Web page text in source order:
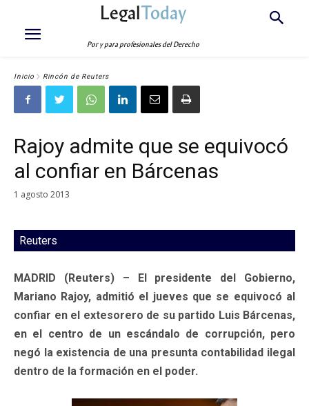
LegalToday
Por y para profesionales del Derecho
Inicio Rincón de Reuters
Rajoy admite que se equivocó
al confiar en Bárcenas
1 agosto 2013
Reuters
MADRID (Reuters) – El presidente del Gobierno,
Mariano Rajoy, admitió el jueves que se equivocó al
confiar en el extesorero de su partido Luis Bárcenas,
en el centro de un escándalo de corrupción, pero
negó la existencia de una presunta contabilidad ilegal
dentro de la formación en el poder.